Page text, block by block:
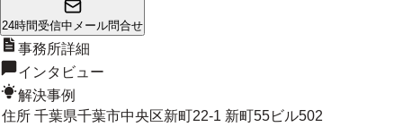
24時間受信中 メール問合せ
事務所詳細
インタビュー
解決事例
住所 千葉県千葉市中央区新町22-1 新町55ビル502